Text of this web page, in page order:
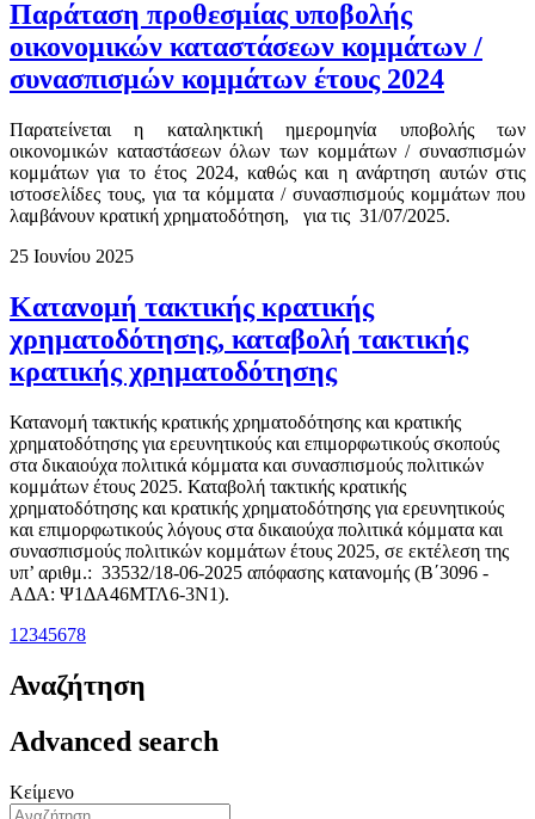
Παράταση προθεσμίας υποβολής
οικονομικών καταστάσεων κομμάτων /
συνασπισμών κομμάτων έτους 2024
Παρατείνεται η καταληκτική ημερομηνία υποβολής των
οικονομικών καταστάσεων όλων των κομμάτων / συνασπισμών
κομμάτων για το έτος 2024, καθώς και η ανάρτηση αυτών στις
ιστοσελίδες τους, για τα κόμματα / συνασπισμούς κομμάτων που
λαμβάνουν κρατική χρηματοδότηση, για τις 31/07/2025.
25 Ιουνίου 2025
Κατανομή τακτικής κρατικής
χρηματοδότησης, καταβολή τακτικής
κρατικής χρηματοδότησης
Κατανομή τακτικής κρατικής χρηματοδότησης και κρατικής
χρηματοδότησης για ερευνητικούς και επιμορφωτικούς σκοπούς
στα δικαιούχα πολιτικά κόμματα και συνασπισμούς πολιτικών
κομμάτων έτους 2025. Καταβολή τακτικής κρατικής
χρηματοδότησης και κρατικής χρηματοδότησης για ερευνητικούς
και επιμορφωτικούς λόγους στα δικαιούχα πολιτικά κόμματα και
συνασπισμούς πολιτικών κομμάτων έτους 2025, σε εκτέλεση της
υπ’ αριθμ.: 33532/18-06-2025 απόφασης κατανομής (Β΄3096 -
ΑΔΑ: Ψ1ΔΑ46ΜΤΛ6-3Ν1).
1 2345678
Αναζήτηση
Advanced search
Κείμενο